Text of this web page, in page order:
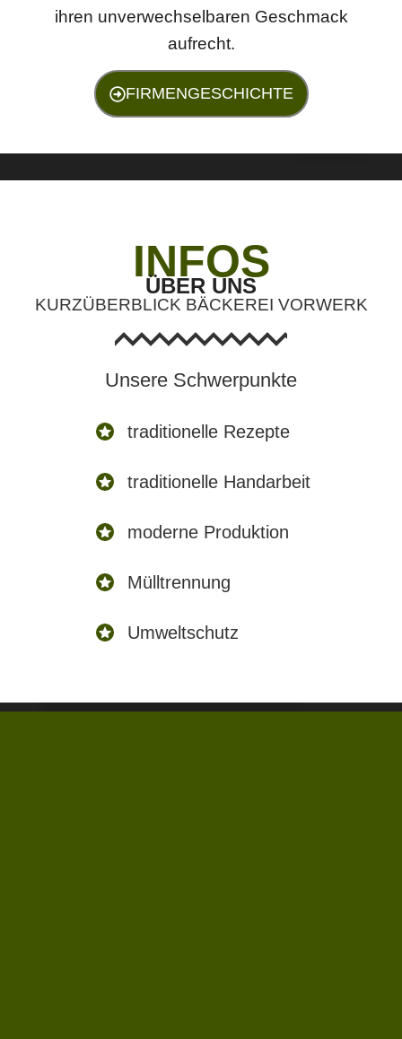
ihren unverwechselbaren Geschmack
aufrecht.
FIRMENGESCHICHTE
INFOS
ÜBER UNS
KURZÜBERBLICK BÄCKEREI VORWERK
Unsere Schwerpunkte
traditionelle Rezepte
traditionelle Handarbeit
moderne Produktion
Mülltrennung
Umweltschutz